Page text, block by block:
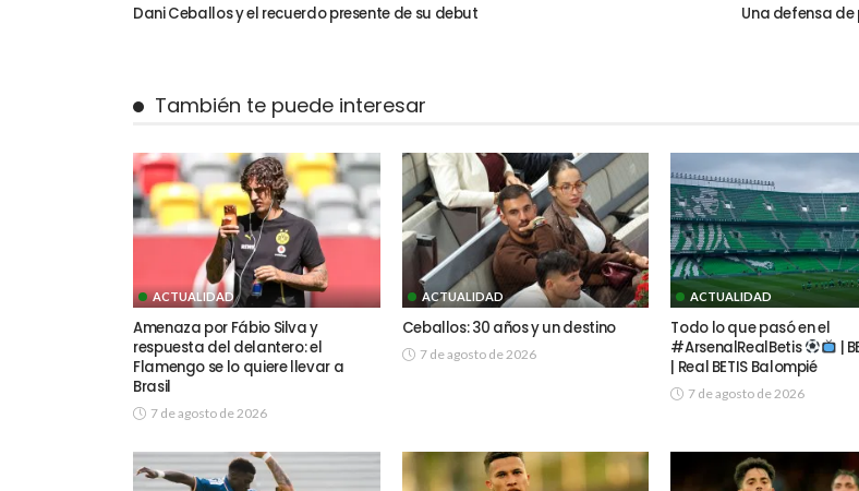
Dani Ceballos y el recuerdo presente de su debut Una defensa de
También te puede interesar
ACTUALIDAD
Amenaza por Fábio Silva y
respuesta del delantero: el
Flamengo se lo quiere llevar a
Brasil
7 de agosto de 2026
ACTUALIDAD
Ceballos: 30 años y un destino
7 de agosto de 2026
ACTUALIDAD
Todo lo que pasó en el
#ArsenalRealBetis
|
| Real BETIS Balompié
7 de agosto de 2026